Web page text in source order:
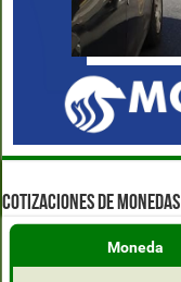
COTIZACIONES DE MONEDAS
Moneda